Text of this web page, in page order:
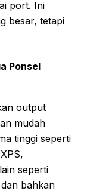
port. Ini
besar, tetapi
Ponsel
output
mudah
tinggi seperti
seperti
bahkan